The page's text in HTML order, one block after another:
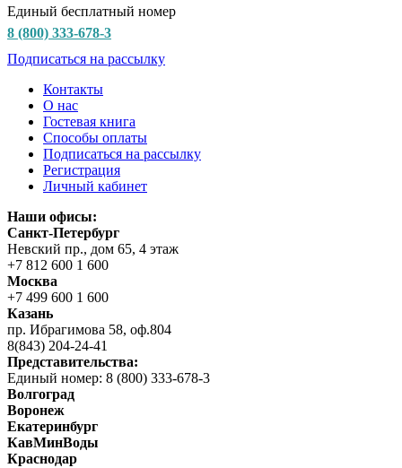
Единый бесплатный номер
8 (800) 333-678-3
Подписаться на рассылку
Контакты
О нас
Гостевая книга
Способы оплаты
Подписаться на рассылку
Регистрация
Личный кабинет
Наши офисы:
Санкт-Петербург
Невский пр., дом 65, 4 этаж
+7 812 600 1 600
Москва
+7 499 600 1 600
Казань
пр. Ибрагимова 58, оф.804
8(843) 204-24-41
Представительства:
Единый номер: 8 (800) 333-678-3
Волгоград
Воронеж
Екатеринбург
КавМинВоды
Краснодар